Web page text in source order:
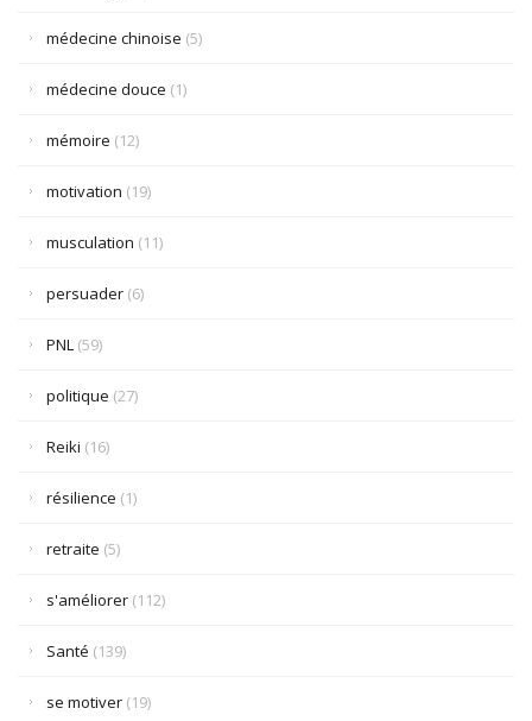
médecine chinoise (5)
médecine douce (1)
mémoire (12)
motivation (19)
musculation (11)
persuader (6)
PNL (59)
politique (27)
Reiki (16)
résilience (1)
retraite (5)
s'améliorer (112)
Santé (139)
se motiver (19)